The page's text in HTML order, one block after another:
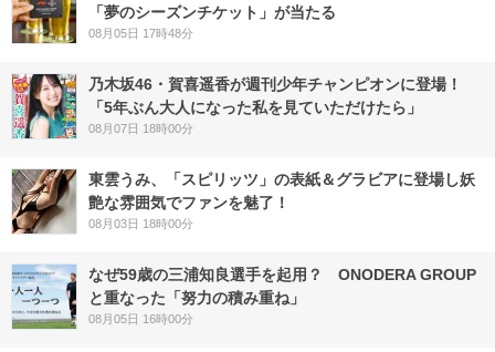
「夢のシーズンチケット」が当たる
08月05日 17時48分
乃木坂46・賀喜遥香が週刊少年チャンピオンに登場！
「5年ぶん大人になった私を見ていただけたら」
08月07日 18時00分
東雲うみ、「スピリッツ」の表紙＆グラビアに登場し妖
艶な雰囲気でファンを魅了！
08月03日 18時00分
なぜ59歳の三浦知良選手を起用？ ONODERA GROUP
と重なった「努力の積み重ね」
08月05日 16時00分